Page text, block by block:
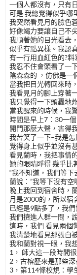
一個人都沒有，只有
可是 我總覺得似乎哪
我突然看見月的臉色
好像竭力要讓自己不
我順著她的目光看去
似乎有點異樣。我認
有一行用血紅色的?
我忍不住會頭看了一
陰森森的 ，仿佛是
當我把目光轉回來時
我看見月的腳上穿著
我只覺得一下頭轟地
當我醒來的時候，我
時間是早上7：30一
開門那麼大聲，害得
我苦笑了一下–我是
覺得身上似乎並沒有
看見蘭時，我把事情
她的眼睛睜得 幾乎比
“我不知道，我們等下
蘭說：”我等下沒有
晚上我回到宿舍時，
月是2000的，所以宿
已經是9點多了，我
我們擠進人群一問，
這時，我們 看見兩個
我清楚地看見那張白
我和蘭對視一眼，我
1， 師大這一段時間
2，古榕歷來是那些
3，第114條校規：學